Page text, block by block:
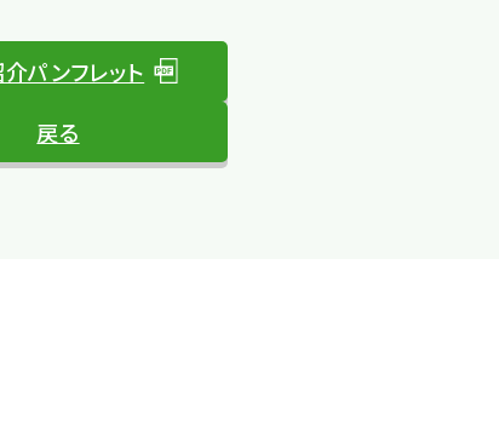
パンフレット
戻る